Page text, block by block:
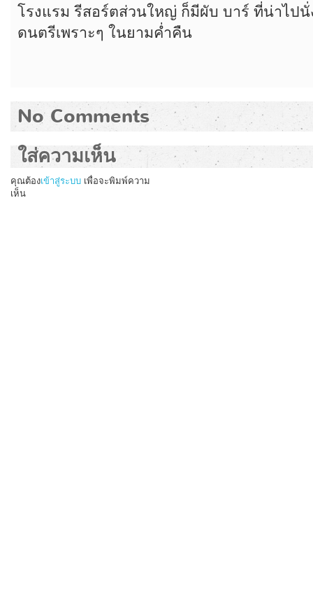
โรงแรม รีสอร์ตส่วนใหญ่ ก็มีผับ บาร์ ที่น่าไปนั่
ดนตรีเพราะๆ ในยามค่ำคืน
No Comments
ใส่ความเห็น
คุณต้องเข้าสู่ระบบ เพื่อจะพิมพ์ความ
เห็น